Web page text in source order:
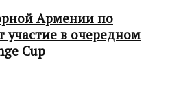
Армении по
участие в очередном
Cup